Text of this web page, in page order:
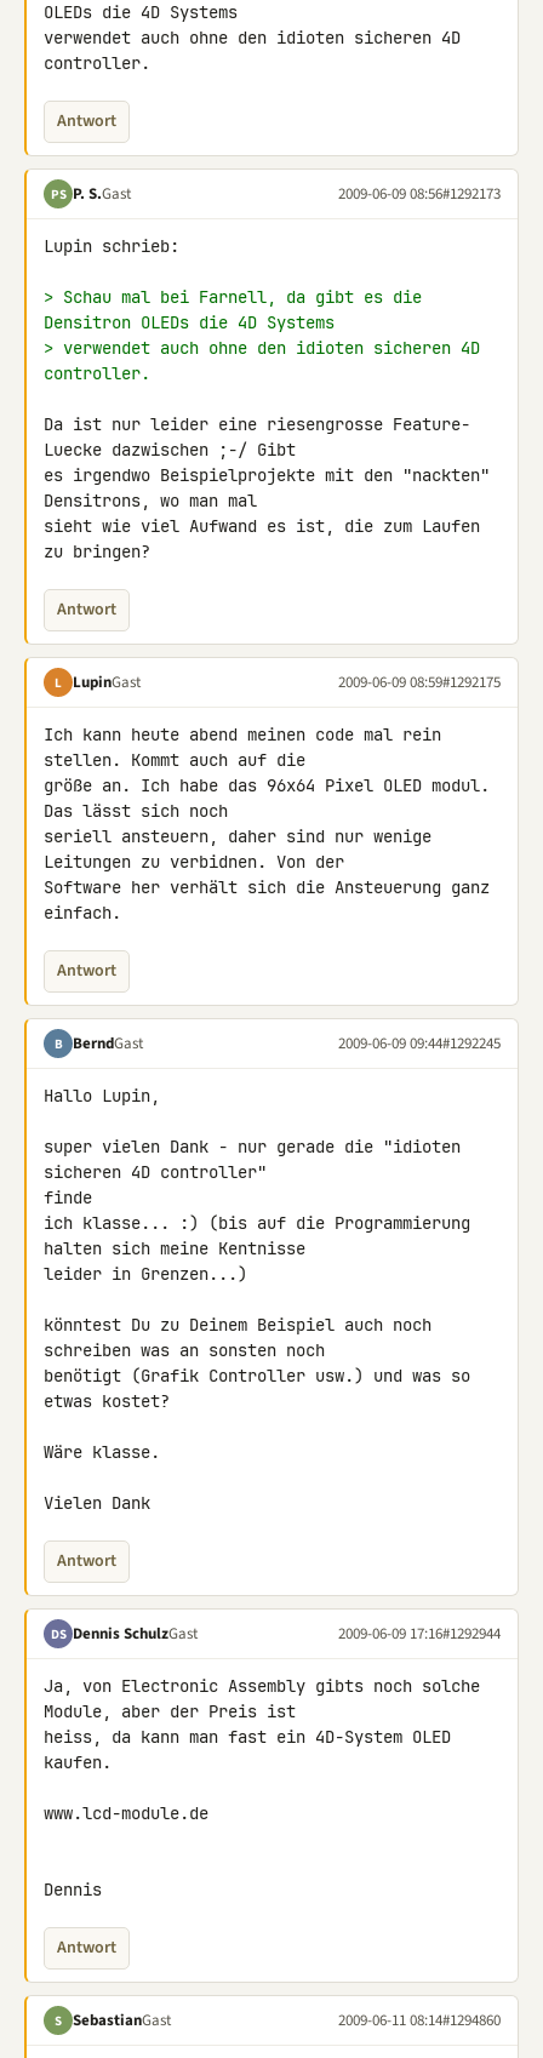
OLEDs die 4D Systems
verwendet auch ohne den idioten sicheren 4D
controller.
Antwort
PS P. S.Gast 2009-06-09 08:56#1292173
Lupin schrieb:
> Schau mal bei Farnell, da gibt es die
Densitron OLEDs die 4D Systems
> verwendet auch ohne den idioten sicheren 4D
controller.
Da ist nur leider eine riesengrosse Feature-
Luecke dazwischen ;-/ Gibt
es irgendwo Beispielprojekte mit den "nackten"
Densitrons, wo man mal
sieht wie viel Aufwand es ist, die zum Laufen
zu bringen?
Antwort
L LupinGast 2009-06-09 08:59#1292175
Ich kann heute abend meinen code mal rein
stellen. Kommt auch auf die
größe an. Ich habe das 96x64 Pixel OLED modul.
Das lässt sich noch
seriell ansteuern, daher sind nur wenige
Leitungen zu verbidnen. Von der
Software her verhält sich die Ansteuerung ganz
einfach.
Antwort
B BerndGast 2009-06-09 09:44#1292245
Hallo Lupin,
super vielen Dank - nur gerade die "idioten
sicheren 4D controller"
finde
ich klasse... :) (bis auf die Programmierung
halten sich meine Kentnisse
leider in Grenzen...)
könntest Du zu Deinem Beispiel auch noch
schreiben was an sonsten noch
benötigt (Grafik Controller usw.) und was so
etwas kostet?
Wäre klasse.
Vielen Dank
Antwort
DS Dennis SchulzGast 2009-06-09 17:16#1292944
Ja, von Electronic Assembly gibts noch solche
Module, aber der Preis ist
heiss, da kann man fast ein 4D-System OLED
kaufen.
www.lcd-module.de
Dennis
Antwort
S SebastianGast 2009-06-11 08:14#1294860